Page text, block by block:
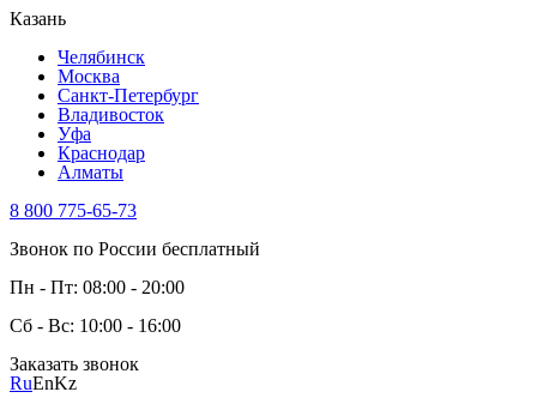
Казань
Челябинск
Москва
Санкт-Петербург
Владивосток
Уфа
Краснодар
Алматы
8 800 775-65-73
Звонок по России бесплатный
Пн - Пт: 08:00 - 20:00
Сб - Вс: 10:00 - 16:00
Заказать звонок
RuEnKz